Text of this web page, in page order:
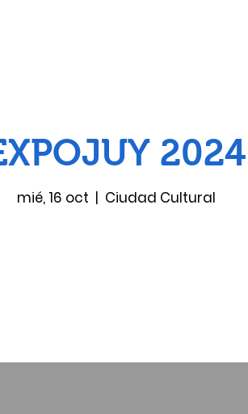
2024
mié, 16 oct
  |
Ciudad Cultural